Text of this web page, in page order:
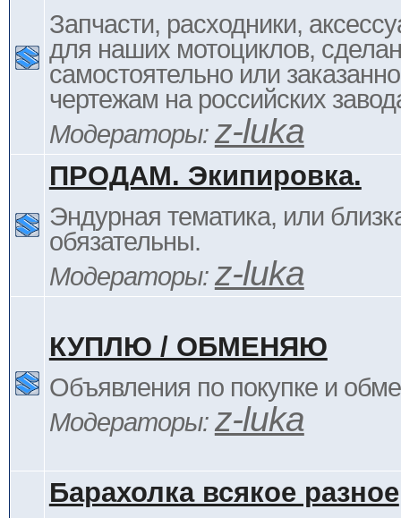
Запчасти, расходники,
для наших мотоциклов,
самостоятельно или
чертежам на российских
Модераторы: z-luka
ПРОДАМ. Экипировка.
Эндурная тематика, или
обязательны.
Модераторы: z-luka
КУПЛЮ / ОБМЕНЯЮ
Объявления по покупке и
Модераторы: z-luka
Барахолка всякое разное